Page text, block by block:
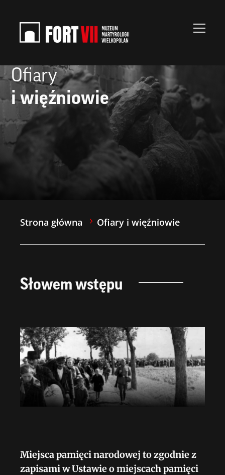
Ofiary
i więźniowie
Strona główna Ofiary i więźniowie
Słowem wstępu
Miejsca pamięci narodowej to zgodnie z
zapisami w Ustawie o miejscach pamięci